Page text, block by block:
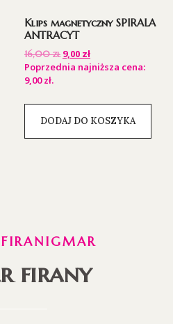
Klips magnetyczny SPIRALA
ANTRACYT
16,00zł 9,00 zł
Poprzednia najniższa cena:
9,00zł.
DODAJ DO KOSZYKA
firany